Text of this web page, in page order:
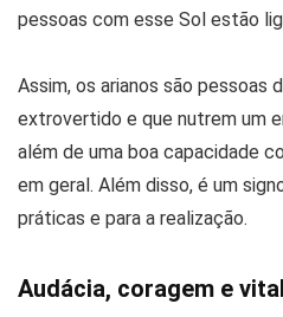
pessoas com esse Sol estão
Assim, os arianos são pessoas
extrovertido e que nutrem um
além de uma boa capacidade
em geral. Além disso, é um
práticas e para a realização.
Audácia, coragem e